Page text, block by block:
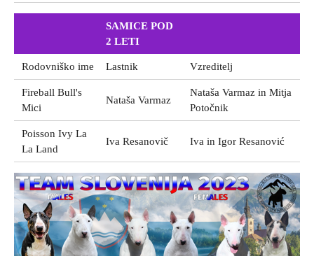
SAMICE POD
2 LETI
Rodovniško ime Lastnik Vzreditelj
Fireball Bull's
Mici
Nataša Varmaz
Nataša Varmaz in Mitja
Potočnik
Poisson Ivy La
La Land
Iva Resanovič Iva in Igor Resanović